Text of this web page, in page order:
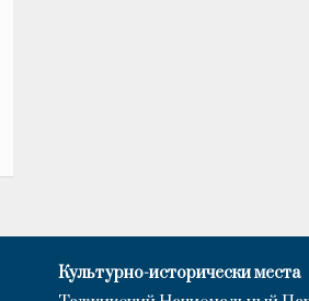
Культурно-исторически места